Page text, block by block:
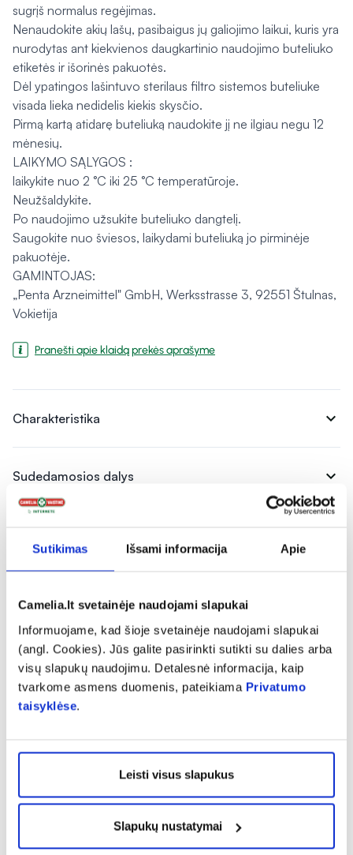
Sutikimas Išsami informacija Apie
Camelia.lt svetainėje naudojami slapukai
Informuojame, kad šioje svetainėje naudojami slapukai
(angl. Cookies). Jūs galite pasirinkti sutikti su dalies arba
visų slapukų naudojimu. Detalesnė informacija, kaip
tvarkome asmens duomenis, pateikiama Privatumo
taisyklėse.
Leisti visus slapukus
Slapukų nustatymai
sugrįš normalus regėjimas.
Nenaudokite akių lašų, pasibaigus jų galiojimo laikui, kuris yra
nurodytas ant kiekvienos daugkartinio naudojimo buteliuko
etiketės ir išorinės pakuotės.
Dėl ypatingos lašintuvo sterilaus filtro sistemos buteliuke
visada lieka nedidelis kiekis skysčio.
Pirmą kartą atidarę buteliuką naudokite jį ne ilgiau negu 12
mėnesių.
LAIKYMO SĄLYGOS :
laikykite nuo 2 °C iki 25 °C temperatūroje.
Neužšaldykite.
Po naudojimo užsukite buteliuko dangtelį.
Saugokite nuo šviesos, laikydami buteliuką jo pirminėje
pakuotėje.
GAMINTOJAS:
„Penta Arzneimittel" GmbH, Werksstrasse 3, 92551 Štulnas,
Vokietija
Pranešti apie klaidą prekės aprašyme
Charakteristika expand_more
Sudedamosios dalys expand_more
4.5
Ppppp